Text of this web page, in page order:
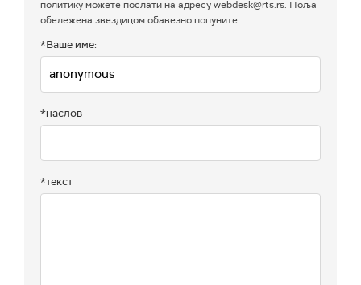
политику можете послати на адресу webdesk@rts.rs. Поља
обележена звездицом обавезно попуните.
*Ваше име:
*наслов
*текст